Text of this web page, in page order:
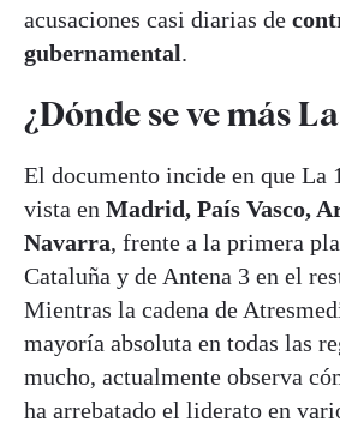
acusaciones casi diarias de
gubernamental.
¿Dónde se ve más La
El documento incide en que La
vista en Madrid, País Vasco,
Navarra, frente a la primera
Cataluña y de Antena 3 en el
Mientras la cadena de
mayoría absoluta en todas las
mucho, actualmente observa
ha arrebatado el liderato en